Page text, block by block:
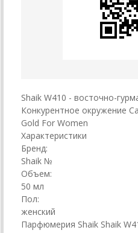
Shaik W410 - восточно-
Конкурентное окружение
Gold For Women
Характеристики
Бренд:
Shaik №
Объем:
50 мл
Пол:
женский
Парфюмерия Shaik Shaik